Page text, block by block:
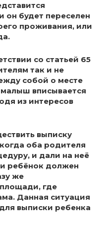
он будет переселен
проживания, или
со статьей 65
так и не
собой о месте
малыш вписывается
из интересов
выписку
оба родителя
и дали на неё
ребёнок должен
же
где
Данная ситуация
выписки ребенка